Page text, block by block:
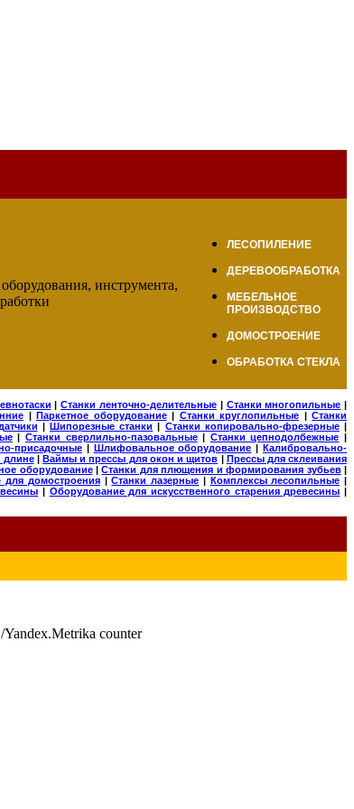
ЛЕСОПИЛЕНИЕ
ДЕРЕВООБРАБОТКА
МЕБЕЛЬНОЕ
ПРОИЗВОДСТВО
ДОМОСТРОЕНИЕ
ОБРАБОТКА СТЕКЛА
|Станки ленточно-делительные| Станки многопильные |
|Паркетное оборудование| Станки круглопильные |Станки
|Шипорезные станки | Станки копировально-фрезерные|
|Станки сверлильно-пазовальные| Станки цепнодолбежные |
присадочные| Шлифовальное оборудование |Калибровально-
длине|Ваймы и прессы для окон и щитов | Прессы для склеивания
оборудование|Станки для плющения и формирования зубьев|
для домостроения|Станки лазерные | Комплексы лесопильные |
| Оборудование для искусственного старения древесины |
counter